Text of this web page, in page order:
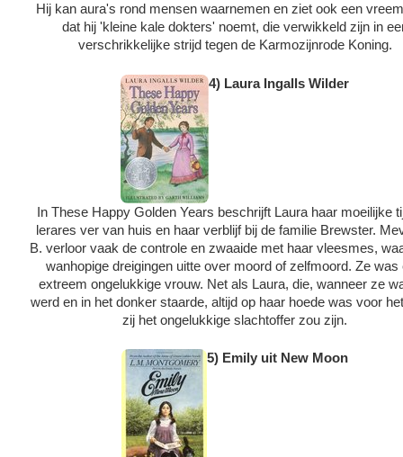
Hij kan aura's rond mensen waarnemen en ziet ook een
dat hij 'kleine kale dokters' noemt, die verwikkeld zijn in
verschrikkelijke strijd tegen de Karmozijnrode Koning.
4) Laura Ingalls Wilder
In These Happy Golden Years beschrijft Laura haar moeilijke
lerares ver van huis en haar verblijf bij de familie Brewster.
B. verloor vaak de controle en zwaaide met haar vleesmes,
wanhopige dreigingen uitte over moord of zelfmoord. Ze was
extreem ongelukkige vrouw. Net als Laura, die, wanneer ze
werd en in het donker staarde, altijd op haar hoede was voor
zij het ongelukkige slachtoffer zou zijn.
5) Emily uit New Moon